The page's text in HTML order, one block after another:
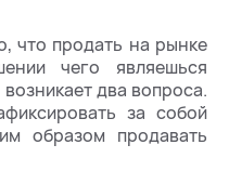
что продать на рынке
чего являешься
два вопроса.
за собой
образом продавать